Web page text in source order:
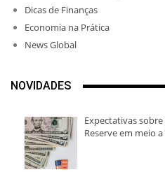
Dicas de Finanças
Economia na Prática
News Global
NOVIDADES
Expectativas
Reserve em meio